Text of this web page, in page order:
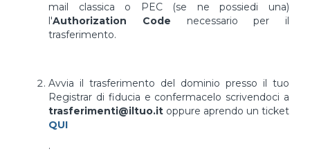
mail classica o PEC (se ne possiedi una)
l'Authorization Code necessario per il
trasferimento.
Avvia il trasferimento del dominio presso il tuo
Registrar di fiducia e confermacelo scrivendoci a
trasferimenti@iltuo.it oppure aprendo un ticket
QUI
.